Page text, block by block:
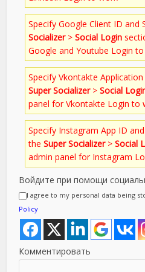
Specify Google Client ID and
Socializer>Social Login
Google and Youtube Login
Specify Vkontakte
Super Socializer>Social
panel for Vkontakte Login to
Specify Instagram App ID
theSuper Socializer>Social
admin panel for Instagram
Войдите при помощи
I agree to my personal data being
Policy
Комментировать